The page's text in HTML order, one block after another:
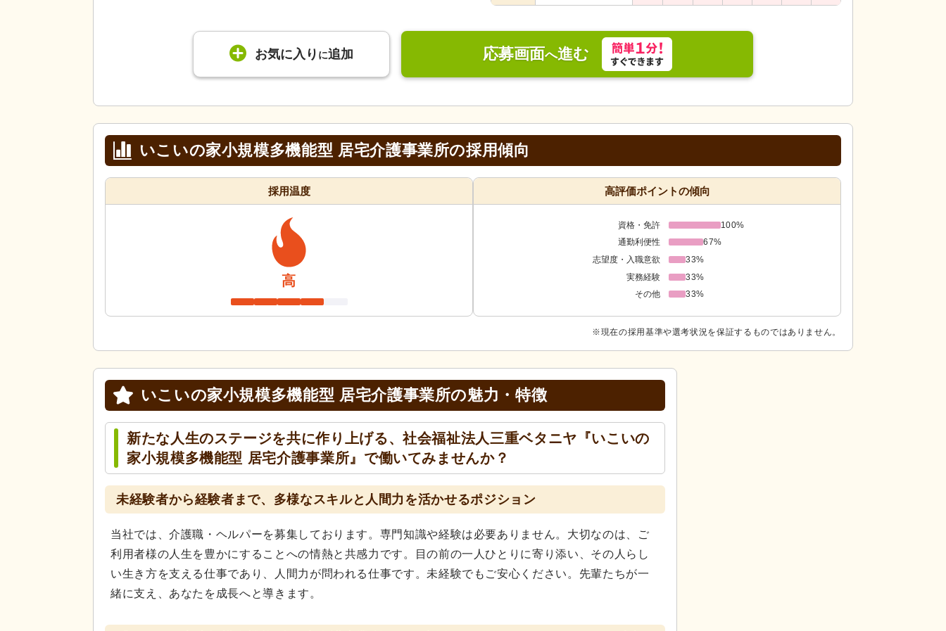
お気に入り に追加 応募画面へ進む
いこいの家小規模多機能型 居宅介護事業所の採用傾向
採用温度
高
高評価ポイントの傾向
資格・免許
100%
通勤利便性
67%
志望度・入職意欲
33%
実務経験
33%
その他
33%
※現在の採用基準や選考状況を保証するものではありません。
いこいの家小規模多機能型 居宅介護事業所の魅力・特徴
新たな人生のステージを共に作り上げる、社会福祉法人三重ベタニヤ『いこいの
家小規模多機能型 居宅介護事業所』で働いてみませんか？
未経験者から経験者まで、多様なスキルと人間力を活かせるポジション
当社では、介護職・ヘルパーを募集しております。専門知識や経験は必要ありません。大切なのは、ご
利用者様の人生を豊かにすることへの情熱と共感力です。目の前の一人ひとりに寄り添い、その人らし
い生き方を支える仕事であり、人間力が問われる仕事です。未経験でもご安心ください。先輩たちが一
緒に支え、あなたを成長へと導きます。